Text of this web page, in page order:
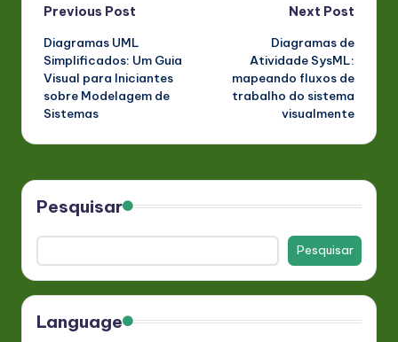
Post
navigation
Previous Post
Diagramas UML
Simplificados: Um Guia
Visual para Iniciantes
sobre Modelagem de
Sistemas
Next Post
Diagramas de
Atividade SysML:
mapeando fluxos de
trabalho do sistema
visualmente
Pesquisar
Pesquisar
Language